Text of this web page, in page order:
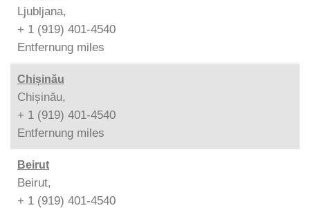
Ljubljana,
+ 1 (919) 401-4540
Entfernung miles
Chișinău
Chișinău,
+ 1 (919) 401-4540
Entfernung miles
Beirut
Beirut,
+ 1 (919) 401-4540